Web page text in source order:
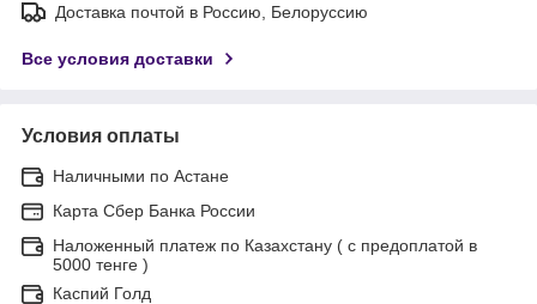
Доставка почтой в Россию, Белоруссию
Все условия доставки
Условия оплаты
Наличными по Астане
Карта Сбер Банка России
Наложенный платеж по Казахстану ( с предоплатой в
5000 тенге )
Каспий Голд